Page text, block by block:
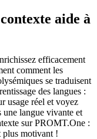
aide à
efficacement
comment les
se traduisent
des langues :
usage réel et voyez
une langue vivante et
sur PROMT.One :
plus motivant !